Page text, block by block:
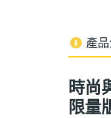
產
時尚
限量